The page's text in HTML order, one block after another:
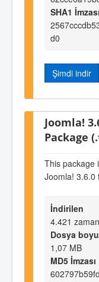
SHA1 İmzası
d0
Şimdi indir
Joomla!
Package
This package
Joomla! 3.6.0
İndirilen
4.421
Dosya
1,07 MB
MD5 İmzası